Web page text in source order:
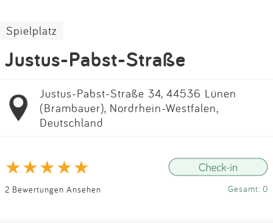
Spielplatz
Justus-Pabst-Straße
Justus-Pabst-Straße 34, 44536 Lünen
(Brambauer), Nordrhein-Westfalen,
Deutschland
2 Bewertungen Ansehen Gesamt: 0